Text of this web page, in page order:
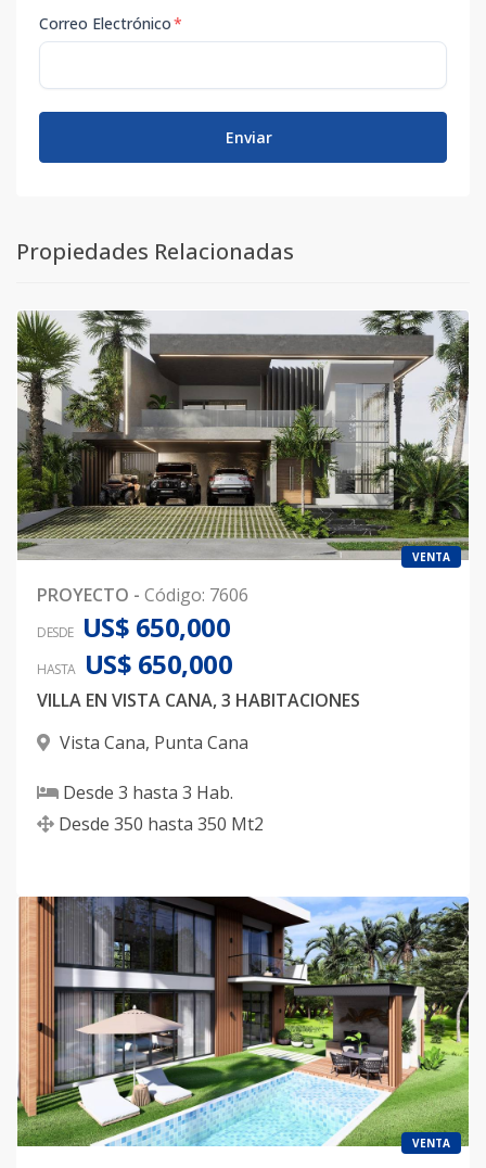
Correo Electrónico*
Enviar
Propiedades Relacionadas
VENTA
PROYECTO - Código: 7606
DESDE US$ 650,000
HASTA US$ 650,000
VILLA EN VISTA CANA, 3 HABITACIONES
Vista Cana, Punta Cana
Desde 3 hasta 3 Hab.
Desde 350 hasta 350 Mt2
VENTA